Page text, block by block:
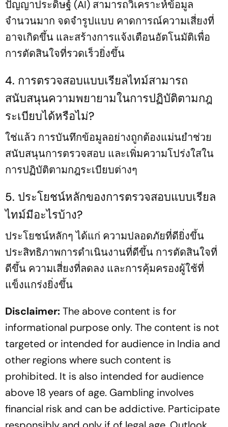
ปัญญาประดิษฐ์ (AI) สามารถวิเคราะห์ข้อมูล
จำนวนมาก จดจำรูปแบบ คาดการณ์ความเสี่ยงที่
อาจเกิดขึ้น และสร้างการแจ้งเตือนอัตโนมัติเพื่อ
การตัดสินใจที่รวดเร็วยิ่งขึ้น
4. การตรวจสอบแบบเรียลไทม์สามารถ
สนับสนุนความพยายามในการปฏิบัติตามกฎ
ระเบียบได้หรือไม่?
ใช่แล้ว การบันทึกข้อมูลอย่างถูกต้องแม่นยำช่วย
สนับสนุนการตรวจสอบ และเพิ่มความโปร่งใสใน
การปฏิบัติตามกฎระเบียบต่างๆ
5. ประโยชน์หลักของการตรวจสอบแบบเรียล
ไทม์มีอะไรบ้าง?
ประโยชน์หลักๆ ได้แก่ ความปลอดภัยที่ดียิ่งขึ้น
ประสิทธิภาพการดำเนินงานที่ดีขึ้น การตัดสินใจที่
ดีขึ้น ความเสี่ยงที่ลดลง และการคุ้มครองผู้ใช้ที่
แข็งแกร่งยิ่งขึ้น
Disclaimer:The above content is for
informational purpose only. The content is not
targeted or intended for audience in India and
other regions where such content is
prohibited. It is also intended for audience
above 18 years of age. Gambling involves
financial risk and can be addictive. Participate